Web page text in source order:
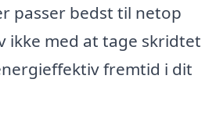
passer bedst til netop
ikke med at tage skridtet
fremtid i dit